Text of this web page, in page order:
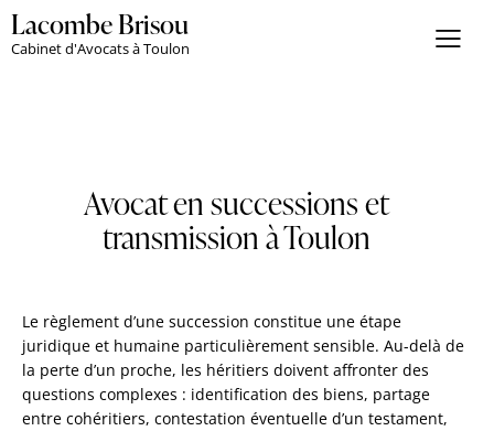
Lacombe Brisou
Cabinet d'Avocats à Toulon
Avocat en successions et
transmission à Toulon
Le règlement d’une succession constitue une étape
juridique et humaine particulièrement sensible. Au-delà de
la perte d’un proche, les héritiers doivent affronter des
questions complexes : identification des biens, partage
entre cohéritiers, contestation éventuelle d’un testament,